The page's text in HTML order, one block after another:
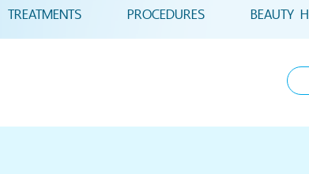
TREATMENTS PROCEDURES BEAUTY